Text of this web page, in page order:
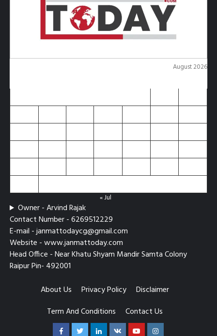
August 2026
« Jul
Owner - Arvind Rajak
Contact Number - 6269512229
E-mail - janmattodaycg@gmail.com
Website - www.janmattoday.com
Head Office - Near Khatu Shyam Mandir Samta Colony
Raipur Pin- 492001
About Us
Privacy Policy
Disclaimer
Term And Conditions
Contact Us
FacebookTwitterLinkedin
VK YoutubeInstagram